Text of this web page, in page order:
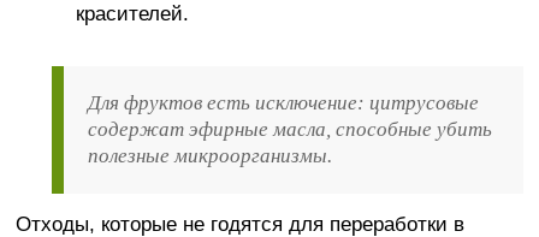
красителей.
Для фруктов есть исключение: цитрусовые
содержат эфирные масла, способные убить
полезные микроорганизмы.
Отходы, которые не годятся для переработки в